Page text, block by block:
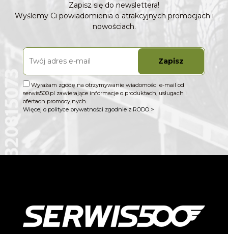
Zapisz się do newslettera!
Wyślemy Ci powiadomienia o atrakcyjnych promocjach i
nowościach.
Zapisz
Wyrażam zgodę na otrzymywanie wiadomości e-mail od
serwis500.pl zawierające informacje o produktach, usługach i
ofertach promocyjnych.
Więcej o polityce prywatności zgodnie z RODO >